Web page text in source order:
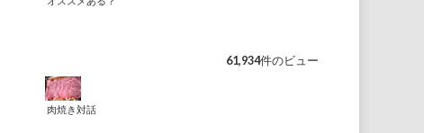
61,934件のビュー
肉焼き対話